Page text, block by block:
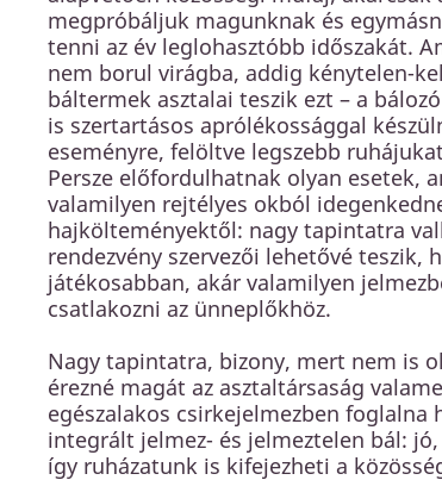
megpróbáljuk magunknak és
tenni az év leglohasztóbb időszakát.
nem borul virágba, addig kénytelen-
báltermek asztalai teszik ezt – a
is szertartásos aprólékossággal
eseményre, felöltve legszebb
Persze előfordulhatnak olyan esetek,
valamilyen rejtélyes okból
hajkölteményektől: nagy tapintatra
rendezvény szervezői lehetővé teszik,
játékosabban, akár valamilyen
csatlakozni az ünneplőkhöz.
Nagy tapintatra, bizony, mert nem is
érezné magát az asztaltársaság
egészalakos csirkejelmezben
integrált jelmez- és jelmeztelen bál:
így ruházatunk is kifejezheti a